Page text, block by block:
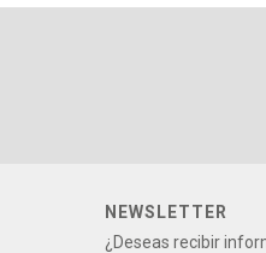
NEWSLETTER
¿Deseas recibir